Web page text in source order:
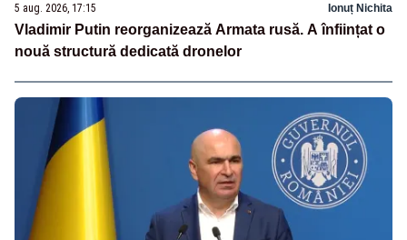
5 aug. 2026, 17:15 Ionuț Nichita
Vladimir Putin reorganizează Armata rusă. A înființat o
nouă structură dedicată dronelor